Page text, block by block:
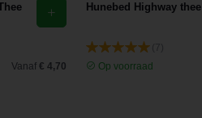
Vanaf € 4,70
Hunebed Highway thee
Op voorraad